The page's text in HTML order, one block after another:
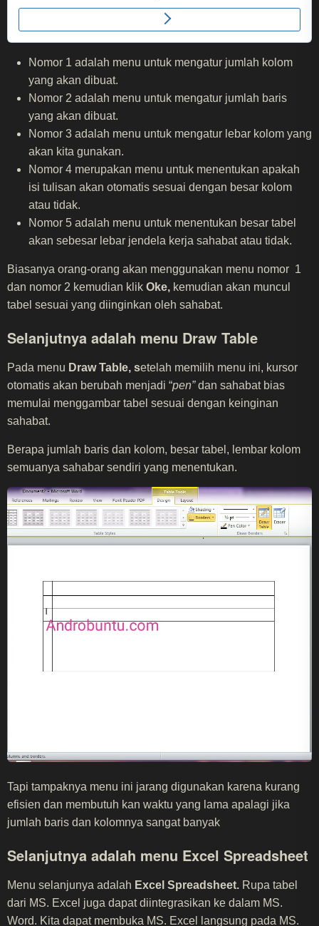
Nomor 1 adalah menu untuk mengatur jumlah kolom
yang akan dibuat.
Nomor 2 adalah menu untuk mengatur jumlah baris
yang akan dibuat.
Nomor 3 adalah menu untuk mengatur lebar kolom yang
akan kita gunakan.
Nomor 4 merupakan menu untuk menentukan apakah
isi tulisan akan otomatis sesuai dengan besar kolom
atau tidak.
Nomor 5 adalah menu untuk menentukan besar tabel
akan sebesar lebar jendela kerja sahabat atau tidak.
Biasanya orang-orang akan menggunakan menu nomor 1
dan nomor 2 kemudian klik Oke, kemudian akan muncul
tabel sesuai yang diinginkan oleh sahabat.
Selanjutnya adalah menu Draw Table
Pada menu Draw Table, setelah memilih menu ini, kursor
otomatis akan berubah menjadi “pen”dan sahabat bias
memulai menggambar tabel sesuai dengan keinginan
sahabat.
Berapa jumlah baris dan kolom, besar tabel, lembar kolom
semuanya sahabar sendiri yang menentukan.
Tapi tampaknya menu ini jarang digunakan karena kurang
efisien dan membutuh kan waktu yang lama apalagi jika
jumlah baris dan kolomnya sangat banyak
Selanjutnya adalah menu Excel Spreadsheet
Menu selanjunya adalah Excel Spreadsheet. Rupa tabel
dari MS. Excel juga dapat diintegrasikan ke dalam MS.
Word. Kita dapat membuka MS. Excel langsung pada MS.